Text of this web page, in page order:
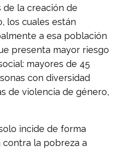
de la creación de
los cuales están
a esa población
presenta mayor riesgo
mayores de 45
con diversidad
de violencia de género,
incide de forma
la pobreza a